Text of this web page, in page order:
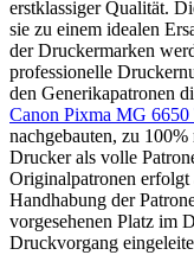
erstklassiger Qualität.
sie zu einem idealen
der Druckermarken
professionelle
den Generikapatronen
Canon Pixma MG 6650
nachgebauten, zu
Drucker als volle
Originalpatronen erfolgt
Handhabung der
vorgesehenen Platz im
Druckvorgang